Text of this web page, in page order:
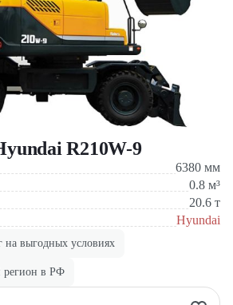
R210W-9
6380 мм
0.8 м³
20.6 т
Hyundai
на выгодных условиях
регион в РФ